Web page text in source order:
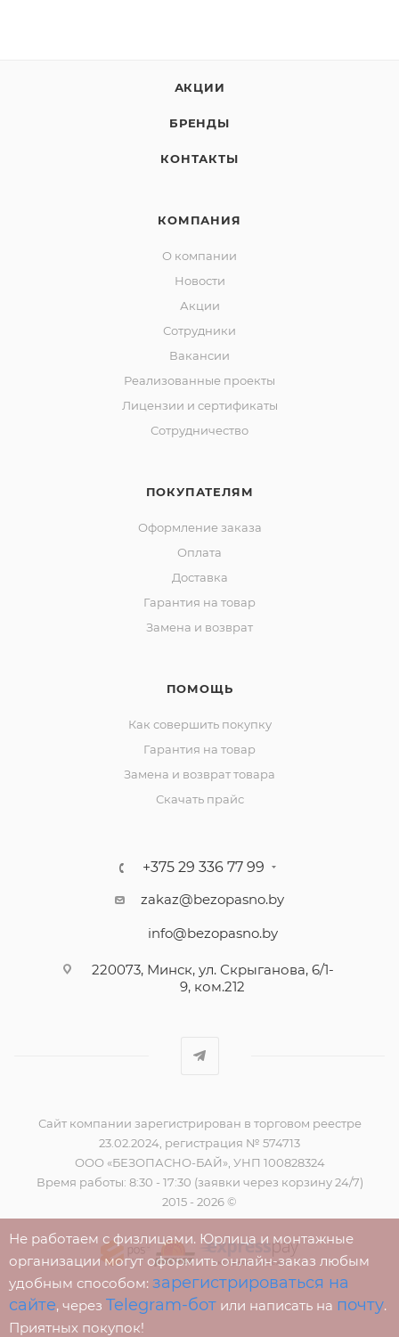
АКЦИИ
БРЕНДЫ
КОНТАКТЫ
КОМПАНИЯ
О компании
Новости
Акции
Сотрудники
Вакансии
Реализованные проекты
Лицензии и сертификаты
Сотрудничество
ПОКУПАТЕЛЯМ
Оформление заказа
Оплата
Доставка
Гарантия на товар
Замена и возврат
ПОМОЩЬ
Как совершить покупку
Гарантия на товар
Замена и возврат товара
Скачать прайс
+375 29 336 77 99
zakaz@bezopasno.by
info@bezopasno.by
220073, Минск, ул. Скрыганова, 6/1-
9, ком.212
Сайт компании зарегистрирован в торговом реестре
23.02.2024, регистрация № 574713
ООО «БЕЗОПАСНО-БАЙ», УНП 100828324
Время работы: 8:30 - 17:30 (заявки через корзину 24/7)
2015 - 2026 ©
Не работаем с физлицами. Юрлица и монтажные
организации могут оформить онлайн-заказ любым
удобным способом: зарегистрироваться на
сайте, через Telegram-бот или написать на почту.
Приятных покупок!